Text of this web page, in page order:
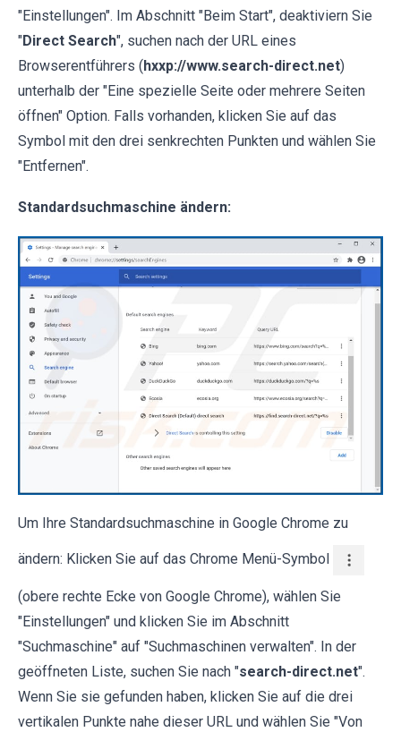
"Einstellungen". Im Abschnitt "Beim Start", deaktiviern Sie
"Direct Search", suchen nach der URL eines
Browserentführers (hxxp://www.search-direct.net)
unterhalb der "Eine spezielle Seite oder mehrere Seiten
öffnen" Option. Falls vorhanden, klicken Sie auf das
Symbol mit den drei senkrechten Punkten und wählen Sie
"Entfernen".
Standardsuchmaschine ändern:
Um Ihre Standardsuchmaschine in Google Chrome zu
ändern: Klicken Sie auf das Chrome Menü-Symbol
(obere rechte Ecke von Google Chrome), wählen Sie
"Einstellungen" und klicken Sie im Abschnitt
"Suchmaschine" auf "Suchmaschinen verwalten". In der
geöffneten Liste, suchen Sie nach "search-direct.net".
Wenn Sie sie gefunden haben, klicken Sie auf die drei
vertikalen Punkte nahe dieser URL und wählen Sie "Von